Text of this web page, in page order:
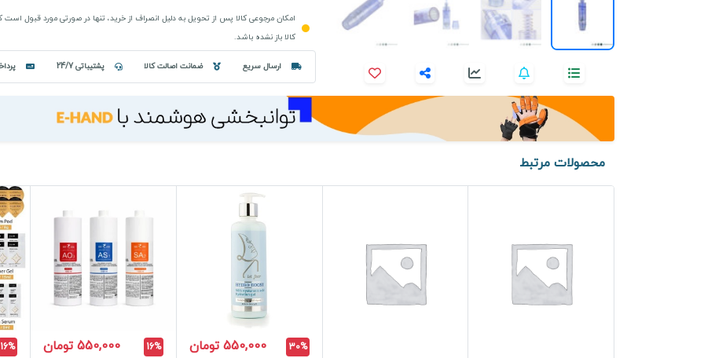
امکان مرجوعی کالا پس از تحویل به دلیل انصراف از خرید، تنها در صورتی مورد قبول
کالا باز نشده باشد.
ارسال سریع ضمانت اصالت کالا پشتیباتی 24/7
محصولات مرتبط
30% 550,000 تومان 16% 550,000 تومان 16%